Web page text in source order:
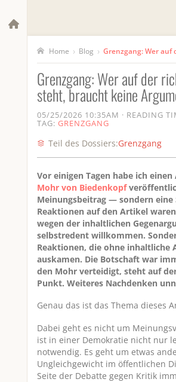
Home › Blog ›
Grenzgang: Wer auf der
steht, braucht keine
05/25/2026 10:35AM · READING
TAG: GRENZGANG
Teil des Dossiers:Grenzgang
Vor einigen Tagen habe ich
Mohr von Biedenkopf
Meinungsbeitrag — sondern eine
Reaktionen auf den Artikel
wegen der inhaltlichen
selbstredent willkommen.
Reaktionen, die ohne inhaltliche
auskamen. Die Botschaft war
den Mohr verteidigt, steht auf
Punkt. Weiteres Nachdenken
Genau das ist das Thema dieses
Dabei geht es nicht um
ist in einer Demokratie nicht nur
notwendig. Es geht um etwas
Ungleichgewicht im öffentlichen
Seite der Debatte gegen Kritik